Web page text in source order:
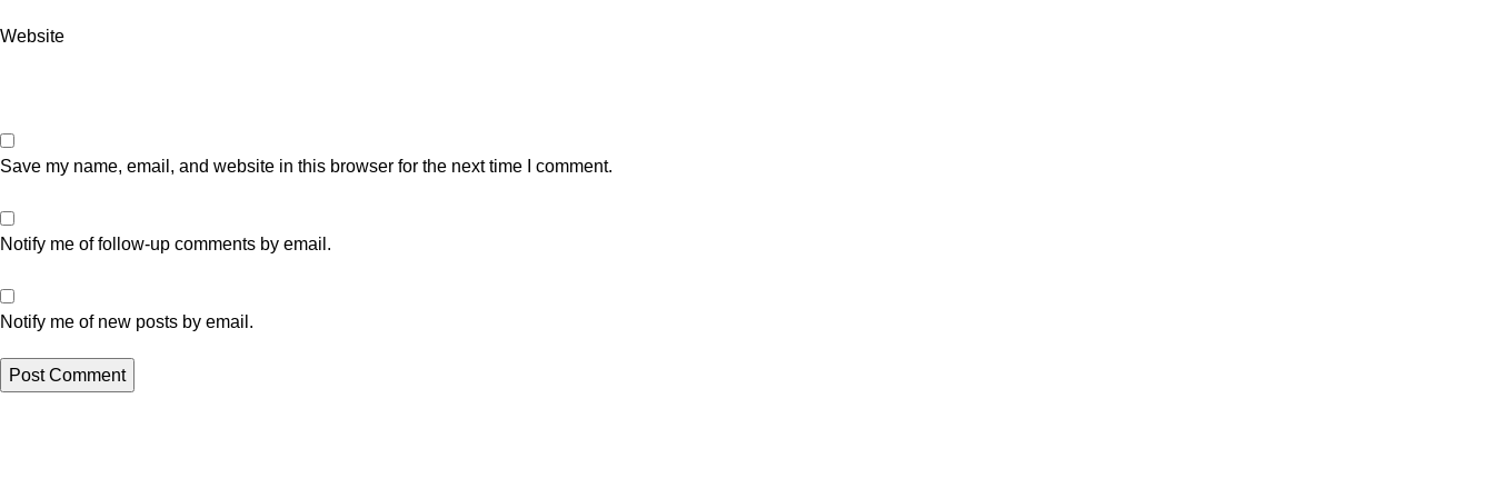
Website
Save my name, email, and website in this browser for the next time I comment.
Notify me of follow-up comments by email.
Notify me of new posts by email.